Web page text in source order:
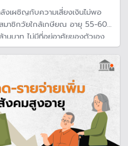
เผชิญกับความเสี่ยงเงินไม่พอ
มาชิกวัยใกล้เกษียณ อายุ 55-60
นบาท ไม่มีที่อยู่อาศัยของตัวเอง
ะดับดีต้องมีเงินเก็บ 8.63 ล้านบาท
บาท